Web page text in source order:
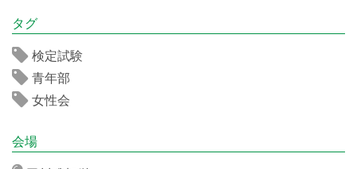
タグ
検定試験
青年部
女性会
会場